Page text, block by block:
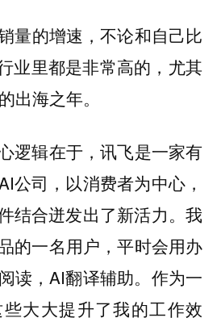
量的增速，不论和自己比
业里都是非常高的，尤其
出海之年。
逻辑在于，讯飞是一家有
公司，以消费者为中心，
结合迸发出了新活力。我
的一名用户，平时会用办
读，AI翻译辅助。作为一
大大提升了我的工作效